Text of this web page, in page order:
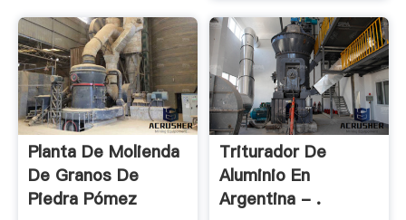
Planta De Molienda
De Granos De
Piedra Pómez
Triturador De
Aluminio En
Argentina - .